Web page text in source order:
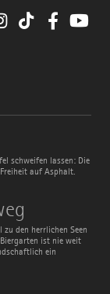
InstagramTikTok
schweifen lassen: Die
auf Asphalt.
den herrlichen Seen
ist nie weit
ein